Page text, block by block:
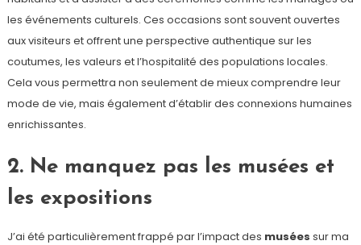
les événements culturels. Ces occasions sont souvent ouvertes
aux visiteurs et offrent une perspective authentique sur les
coutumes, les valeurs et l’hospitalité des populations locales.
Cela vous permettra non seulement de mieux comprendre leur
mode de vie, mais également d’établir des connexions humaines
enrichissantes.
2. Ne manquez pas les musées et
les expositions
J’ai été particulièrement frappé par l’impact des musées sur ma